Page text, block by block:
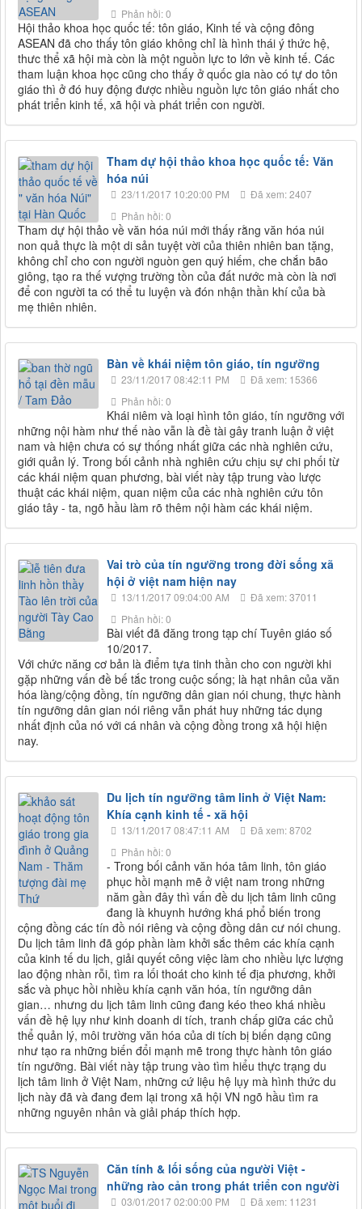
Phản hồi: 0
Hội thảo khoa học quốc tế: tôn giáo, Kinh tế và cộng đông
ASEAN đã cho thấy tôn giáo không chỉ là hình thái ý thức hệ,
thưc thể xã hội mà còn là một nguồn lực to lớn về kinh tế. Các
tham luận khoa học cũng cho thấy ở quốc gia nào có tự do tôn
giáo thì ở đó huy động được nhiều nguồn lực tôn giáo nhất cho
phát triển kinh tế, xã hội và phát triển con người.
Tham dự hội thảo khoa học quốc tế: Văn
hóa núi
23/11/2017 10:20:00 PM
Đã xem: 2407
Phản hồi: 0
Tham dự hội thảo về văn hóa núi mới thấy rằng văn hóa núi
non quả thực là một di sản tuyệt vời của thiên nhiên ban tặng,
không chỉ cho con người nguòn gen quý hiếm, che chắn bão
giông, tạo ra thế vượng trường tồn của đất nước mà còn là nơi
để con người ta có thể tu luyện và đón nhận thần khí của bà
mẹ thiên nhiên.
Bàn về khái niệm tôn giáo, tín ngưỡng
23/11/2017 08:42:11 PM
Đã xem: 15366
Phản hồi: 0
Khái niêm và loại hình tôn giáo, tín ngưỡng với
những nội hàm như thế nào vẫn là đề tài gây tranh luận ở việt
nam và hiện chưa có sự thống nhất giữa các nhà nghiên cứu,
giới quản lý. Trong bối cảnh nhà nghiên cứu chịu sự chi phối từ
các khái niệm quan phương, bài viết này tập trung vào lược
thuật các khái niệm, quan niệm của các nhà nghiên cứu tôn
giáo tây - ta, ngõ hầu làm rõ thêm nội hàm các khái niệm.
Vai trò của tín ngưỡng trong đời sống xã
hội ở việt nam hiện nay
13/11/2017 09:04:00 AM
Đã xem: 37011
Phản hồi: 0
Bài viết đã đăng trong tạp chí Tuyên giáo số
10/2017.
Với chức năng cơ bản là điểm tựa tinh thần cho con người khi
gặp những vấn đề bế tắc trong cuộc sống; là hạt nhân của văn
hóa làng/cộng đồng, tín ngưỡng dân gian nói chung, thực hành
tín ngưỡng dân gian nói riêng vẫn phát huy những tác dụng
nhất định của nó với cá nhân và cộng đồng trong xã hội hiện
nay.
Du lịch tín ngưỡng tâm linh ở Việt Nam:
Khía cạnh kinh tế - xã hội
13/11/2017 08:47:11 AM
Đã xem: 8702
Phản hồi: 0
- Trong bối cảnh văn hóa tâm linh, tôn giáo
phục hồi mạnh mẽ ở việt nam trong những
năm gần đây thì vấn đề du lịch tâm linh cũng
đang là khuynh hướng khá phổ biến trong
cộng đồng các tín đồ nói riêng và cộng đồng dân cư nói chung.
Du lịch tâm linh đã góp phần làm khởi sắc thêm các khía cạnh
của kinh tế du lịch, giải quyết công việc làm cho nhiều lực lượng
lao động nhàn rỗi, tìm ra lối thoát cho kinh tế địa phương, khởi
sắc và phục hồi nhiều khía cạnh văn hóa, tín ngưỡng dân
gian… nhưng du lịch tâm linh cũng đang kéo theo khá nhiều
vấn đề hệ lụy như kinh doanh di tích, tranh chấp giữa các chủ
thể quản lý, môi trường văn hóa của di tích bị biến dạng cũng
như tạo ra những biến đổi mạnh mẽ trong thực hành tôn giáo
tín ngưỡng. Bài viết này tập trung vào tìm hiểu thực trạng du
lịch tâm linh ở Việt Nam, những cứ liệu hệ lụy mà hình thức du
lịch này đã và đang đem lại trong xã hội VN ngõ hầu tìm ra
những nguyên nhân và giải pháp thích hợp.
Căn tính & lối sống của người Việt -
những rào cản trong phát triển con người
03/01/2017 02:00:00 PM
Đã xem: 11231